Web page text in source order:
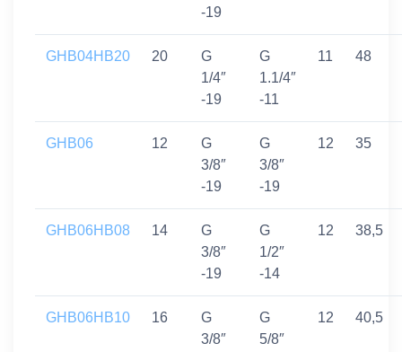
-19
GHB04HB20 20
G
1/4″
-19
G
1.1/4″
-11
11 48
GHB06 12
G
3/8″
-19
G
3/8″
-19
12 35
GHB06HB08 14
G
3/8″
-19
G
1/2″
-14
12 38,5
GHB06HB10 16
G
3/8″
G
5/8″
12 40,5